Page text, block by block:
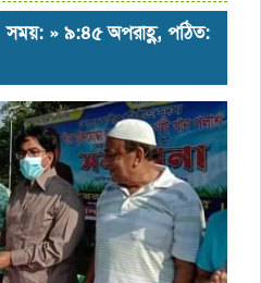
» ৯:৪৫ অপরাহ্ণ, পঠিত: